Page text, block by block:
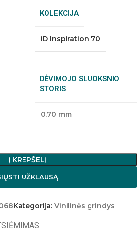
KOLEKCIJA
iD Inspiration 70
DĖVIMOJO SLUOKSNIO
STORIS
0.70 mm
Į KREPŠELĮ
UŽKLAUSĄ
Kategorija: Vinilinės grindys